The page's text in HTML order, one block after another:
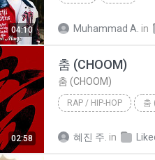
04:10 Muhammad A. in
02:58
춤 (CHOOM)
춤 (CHOOM)
RAP / HIP-HOP 춤
혜진 주. in